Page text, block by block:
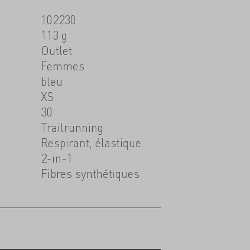
102230
113 g
Outlet
Femmes
bleu
XS
30
Trailrunning
Respirant, élastique
2-in-1
Fibres synthétiques